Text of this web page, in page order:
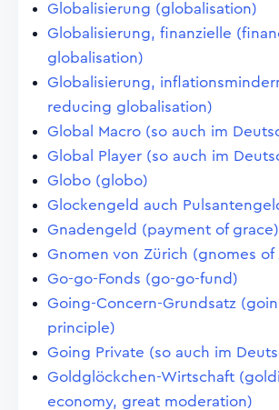
Globalisierung (globalisation)
Globalisierung, finanzielle
globalisation)
Globalisierung,
reducing globalisation)
Global Macro (so auch im
Global Player (so auch im
Globo (globo)
Glockengeld auch
Gnadengeld (payment of grace)
Gnomen von Zürich (gnomes of
Go-go-Fonds (go-go-fund)
Going-Concern-Grundsatz
principle)
Going Private (so auch im
Goldglöckchen-Wirtschaft
economy, great moderation)